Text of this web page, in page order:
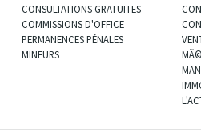
CONSULTATIONS GRATUITES
COMMISSIONS D'OFFICE
PERMANENCES PÉNALES
MINEURS